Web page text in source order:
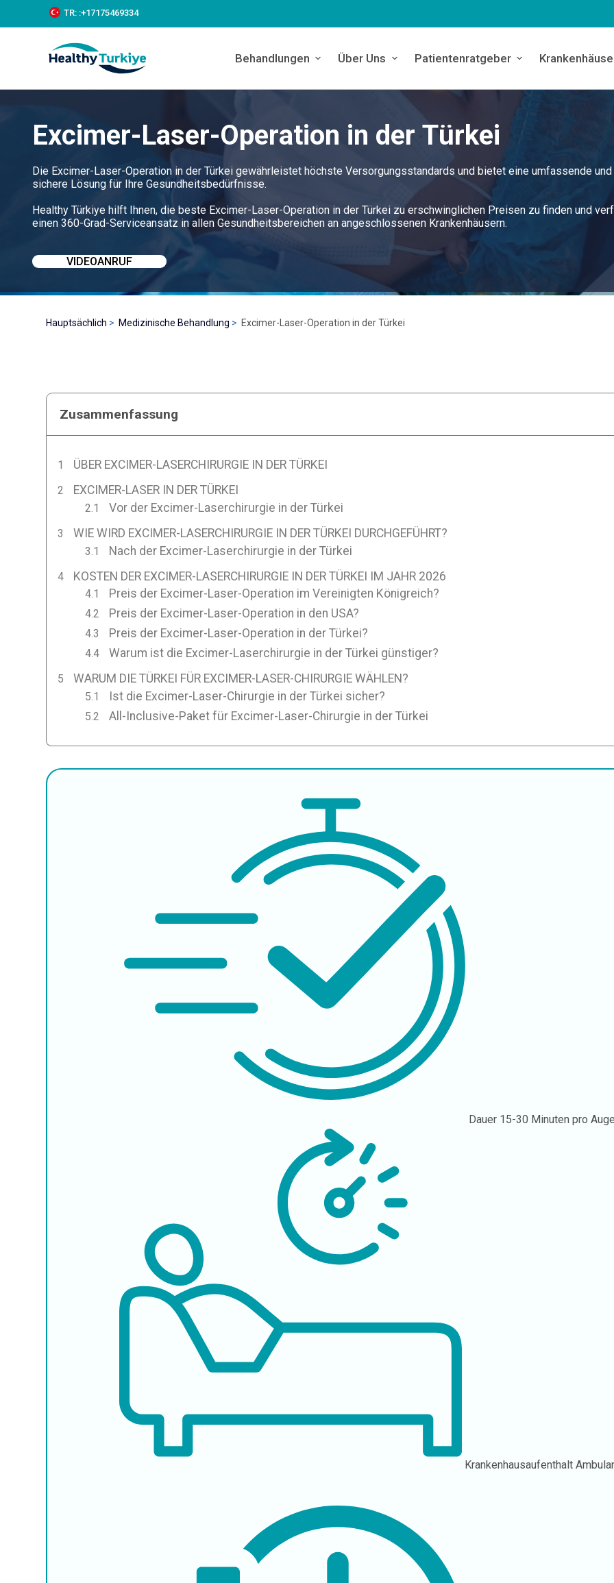
k
c
TR: :+‪17175469334‬
Behandlungen Über Uns Patientenratgeber
Excimer-Laser-Operation in der Türkei
Die Excimer-Laser-Operation in der Türkei gewährleistet höchste Versorgungsstandards und bietet eine umfassende und
sichere Lösung für Ihre Gesundheitsbedürfnisse.
Healthy Türkiye hilft Ihnen, die beste Excimer-Laser-Operation in der Türkei zu erschwinglichen Preisen zu finden und
einen 360-Grad-Serviceansatz in allen Gesundheitsbereichen an angeschlossenen Krankenhäusern.
VIDEOANRUF
Hauptsächlich Medizinische Behandlung Excimer-Laser-Operation in der Türkei
Zusammenfassung
ÜBER EXCIMER-LASERCHIRURGIE IN DER TÜRKEI
EXCIMER-LASER IN DER TÜRKEI
Vor der Excimer-Laserchirurgie in der Türkei
WIE WIRD EXCIMER-LASERCHIRURGIE IN DER TÜRKEI DURCHGEFÜHRT?
Nach der Excimer-Laserchirurgie in der Türkei
KOSTEN DER EXCIMER-LASERCHIRURGIE IN DER TÜRKEI IM JAHR 2026
Preis der Excimer-Laser-Operation im Vereinigten Königreich?
Preis der Excimer-Laser-Operation in den USA?
Preis der Excimer-Laser-Operation in der Türkei?
Warum ist die Excimer-Laserchirurgie in der Türkei günstiger?
WARUM DIE TÜRKEI FÜR EXCIMER-LASER-CHIRURGIE WÄHLEN?
Ist die Excimer-Laser-Chirurgie in der Türkei sicher?
All-Inclusive-Paket für Excimer-Laser-Chirurgie in der Türkei
Dauer 15-30 Minuten pro
Krankenhausaufenthalt